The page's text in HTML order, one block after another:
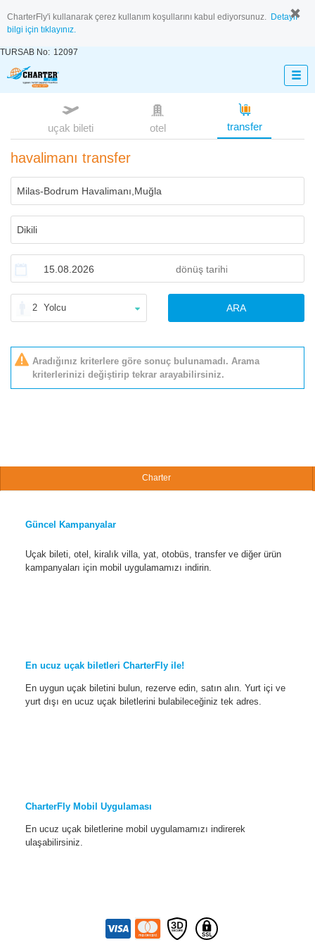
CharterFly'i kullanarak çerez kullanım koşullarını kabul ediyorsunuz. Detaylı
bilgi için tıklayınız.
TURSAB No: 12097
uçak bileti otel transfer
havalimanı transfer
2 Yolcu ARA
Aradığınız kriterlere göre sonuç bulunamadı. Arama
kriterlerinizi değiştirip tekrar arayabilirsiniz.
Charter
Güncel Kampanyalar
Uçak bileti, otel, kiralık villa, yat, otobüs, transfer ve diğer ürün
kampanyaları için mobil uygulamamızı indirin.
En ucuz uçak biletleri CharterFly ile!
En uygun uçak biletini bulun, rezerve edin, satın alın. Yurt içi ve
yurt dışı en ucuz uçak biletlerini bulabileceğiniz tek adres.
CharterFly Mobil Uygulaması
En ucuz uçak biletlerine mobil uygulamamızı indirerek
ulaşabilirsiniz.